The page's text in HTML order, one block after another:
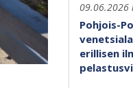
09.06.2026
Pohjois-
erillisen